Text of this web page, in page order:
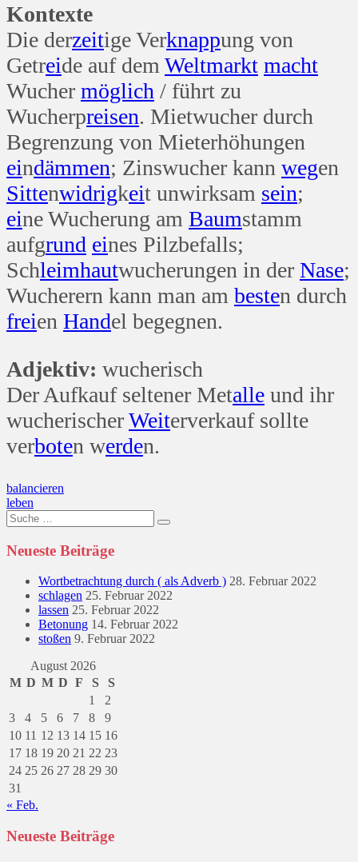
Kontexte
Die derzeitige Verknappung von
Getreide auf dem Weltmarkt macht
Wucher möglich / führt zu
Wucherpreisen. Mietwucher durch
Begrenzung von Mieterhöhungen
eindämmen; Zinswucher kann wegen
Sittenwidrigkeit unwirksam sein;
eine Wucherung am Baumstamm
aufgrund eines Pilzbefalls;
Schleimhautwucherungen in der Nase;
Wucherern kann man am besten durch
freien Handel begegnen.
Adjektiv: wucherisch
Der Aufkauf seltener Metalle und ihr
wucherischerWeiterverkauf sollte
verboten werden.
Beitragsnavigation
balancieren
leben
Suche
nach:
Neueste Beiträge
Wortbetrachtung durch ( als Adverb ) 28. Februar 2022
schlagen 25. Februar 2022
lassen 25. Februar 2022
Betonung 14. Februar 2022
stoßen 9. Februar 2022
August 2026
M D M D F S
S
1
2
3
4 5 6 7 8
9
10 11 12 13 14 15 16
17 18 19 20 21 22 23
24 25 26 27 28 29 30
31
« Feb.
Neueste Beiträge